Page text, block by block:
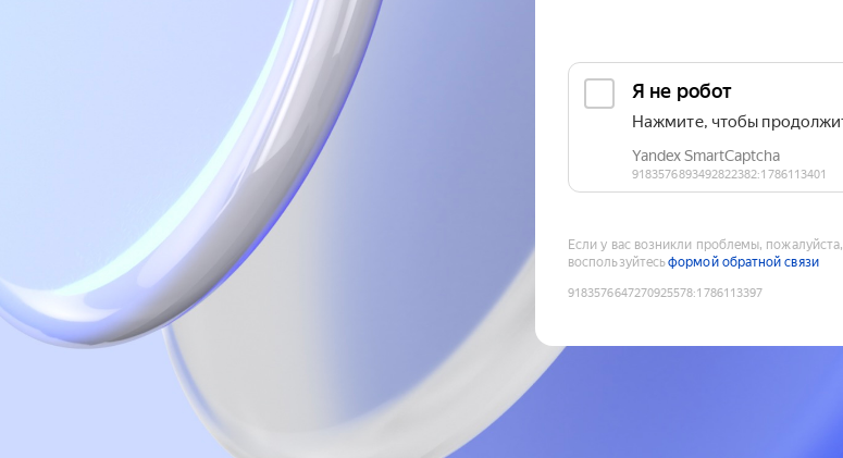
Если у вас возникли проблемы, пожалуйста,
воспользуйтесьформой обратной связи
9183576647270925578:1786113397